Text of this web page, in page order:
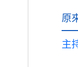
原
主